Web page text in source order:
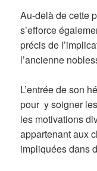
Au-delà de cette
s’efforce
précis de
l’ancienne
L’entrée de son
pour y soigner
les motivations
appartenant aux
impliquées dans